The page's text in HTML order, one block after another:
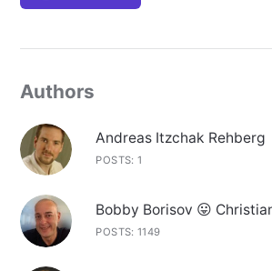
Authors
Andreas Itzchak Rehberg
POSTS: 1
Bobby Borisov 😛
POSTS: 1149